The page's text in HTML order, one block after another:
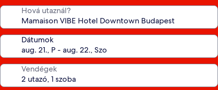
Hová utaznál?
Dátumok
Vendégek